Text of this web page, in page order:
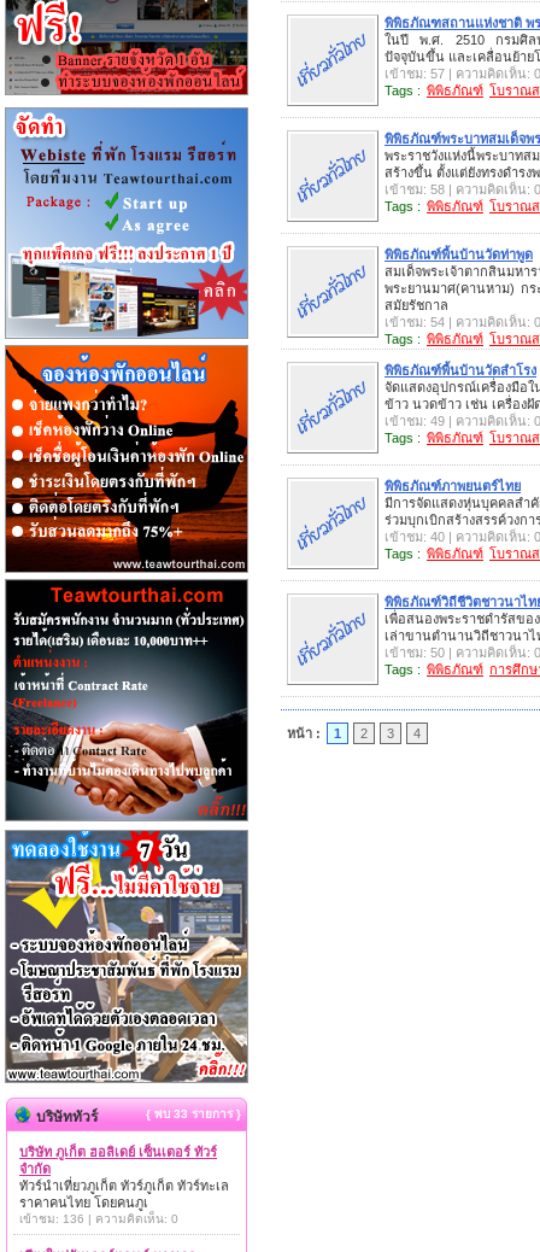
พิพิธภัณฑสถานแห่งชาติ พร
ในปี พ.ศ. 2510 กรมศิลป
ปัจจุบันขึ้น และเคลื่อนย้าย
เข้าชม: 57 | ความคิดเห็น: 0
Tags : พิพิธภัณฑ์ โบราณ
พิพิธภัณฑ์พระบาทสมเด็จพร
พระราชวังแห่งนี้พระบาทส
สร้างขึ้น ตั้งแต่ยังทรงดำร
เข้าชม: 58 | ความคิดเห็น: 0
Tags : พิพิธภัณฑ์ โบราณ
พิพิธภัณฑ์พื้นบ้านวัดท่าพูด
สมเด็จพระเจ้าตากสินมหา
พระยานมาศ(คานหาม) ก
สมัยรัชกาล
เข้าชม: 54 | ความคิดเห็น: 0
Tags : พิพิธภัณฑ์ โบราณ
พิพิธภัณฑ์พื้นบ้านวัดสำโรง
จัดแสดงอุปกรณ์เครื่องมือ
ข้าว นวดข้าว เช่น เครื่อง
เข้าชม: 49 | ความคิดเห็น: 0
Tags : พิพิธภัณฑ์ โบราณ
พิพิธภัณฑ์ภาพยนตร์ไทย
มีการจัดแสดงหุ่นบุคคลสำคั
ร่วมบุกเบิกสร้างสรรค์วงก
เข้าชม: 40 | ความคิดเห็น: 0
Tags : พิพิธภัณฑ์ โบราณ
พิพิธภัณฑ์วิถีชีวิตชาวนาไท
เพื่อสนองพระราชดำรัสขอ
เล่าขานตำนานวิถีชาวนาไ
เข้าชม: 50 | ความคิดเห็น: 0
Tags : พิพิธภัณฑ์ การศึกษ
หน้า : 1 2 3 4
บริษัททัวร์ { พบ 33 รายการ }
บริษัท ภูเก็ต ฮอลิเดย์ เซ็นเตอร์ ทัวร์
จำกัด
ทัวร์นำเที่ยวภูเก็ต ทัวร์ภูเก็ต ทัวร์ทะเล
ราคาคนไทย โดยคนภูเ
เข้าชม: 136 | ความคิดเห็น: 0